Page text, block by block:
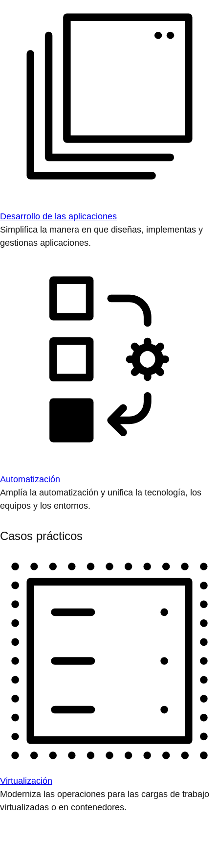
Desarrollo de las aplicaciones
Simplifica la manera en que diseñas, implementas y
gestionas aplicaciones.
Automatización
Amplía la automatización y unifica la tecnología, los
equipos y los entornos.
Casos prácticos
Virtualización
Moderniza las operaciones para las cargas de trabajo
virtualizadas o en contenedores.